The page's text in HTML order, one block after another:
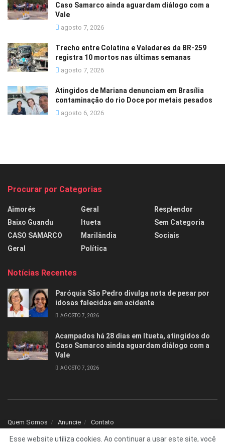
Caso Samarco ainda aguardam diálogo com a
Vale
agosto 7, 2026
Trecho entre Colatina e Valadares da BR-259
registra 10 mortos nas últimas semanas
agosto 7, 2026
Atingidos de Mariana denunciam em Brasília
contaminação do rio Doce por metais pesados
agosto 6, 2026
Procurar por Categorias
Aimorés
Baixo Guandu
CASO SAMARCO
Geral
Geral
Itueta
Marilândia
Política
Resplendor
Sem Categoria
Sociais
Notícias Recentes
Paróquia São Pedro divulga nota de pesar por
idosas falecidas em acidente
AGOSTO 7, 2026
Acampados há 28 dias em Itueta, atingidos do
Caso Samarco ainda aguardam diálogo com a
Vale
AGOSTO 7, 2026
Quem Somos Anuncie Contato
Esse website utiliza cookies. Ao continuar a usar este site, você